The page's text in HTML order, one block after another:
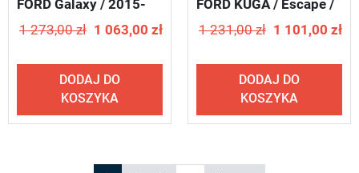
FORD Galaxy / 2015-
2022 - DEFFNER T26
1 273,00 zł 1 063,00 zł
DODAJ DO
KOSZYKA
FORD KUGA / Escape /
2013-2019 - DEFFNER
S21
1 231,00 zł 1 101,00 zł
DODAJ DO
KOSZYKA